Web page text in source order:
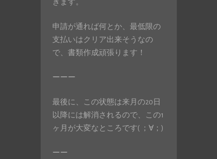
きます。
申請が通れば何とか、最低限の
支払いはクリア出来そうなの
で、書類作成頑張ります！
ーーー
最後に、この状態は来月の20日
以降には解消されるので、この1
ヶ月が大変なところです( ；∀；)
ーー